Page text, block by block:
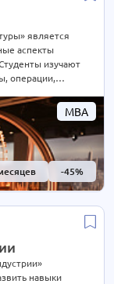
MBA
-45%
является
аспекты
изучают
операции,
организации
сфере
навыки